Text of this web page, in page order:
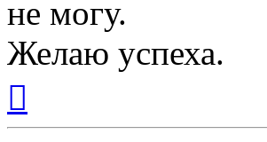
не могу.
Желаю успеха.
началу